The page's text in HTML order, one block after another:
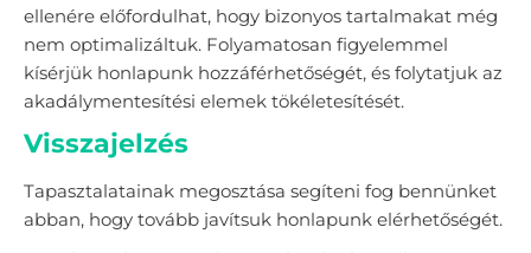
ellenére előfordulhat, hogy bizonyos tartalmakat még
nem optimalizáltuk. Folyamatosan figyelemmel
kísérjük honlapunk hozzáférhetőségét, és folytatjuk az
akadálymentesítési elemek tökéletesítését.
Visszajelzés
Tapasztalatainak megosztása segíteni fog bennünket
abban, hogy tovább javítsuk honlapunk elérhetőségét.